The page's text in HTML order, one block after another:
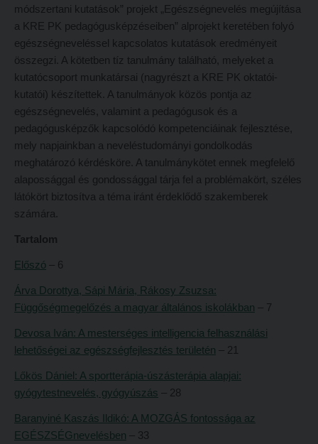
Történeti áttekintés
Hasznos linkek
Református Pedagógiai Intézet
Képzéseink
Képzési helyszínek
Nagykőrösi képzési hely
Budapesti képzési hely
Marosvásárhelyi képzési hely
Kecskeméti képzési hely
Mintatantervek
Gyakorlati képzés
KUTATÁS
Kari kutatócsoportok
Tudományos diákköri tevékenység
PedKaszt – Bethlen-pályázat
Kari kutatási pályázatok
Oktatóink
Szabályzatok
Rektori utasítások
Határozatok
Nemzetközi mobilitás
Történeti áttekintés
Református Pedagógiai Intézet
Képzéseink
Képzési helyszínek
Nagykőrösi képzési hely
Budapesti képzési hely
Marosvásárhelyi képzési hely
Kecskeméti képzési hely
Mintatantervek
KUTATÁS
módszertani kutatások” projekt „Egészségnevelés megújítása
a KRE PK pedagógusképzéseiben” alprojekt keretében folyó
egészségneveléssel kapcsolatos kutatások eredményeit
összegzi. A kötetben tíz tanulmány található, melyeket a
kutatócsoport munkatársai (nagyrészt a KRE PK oktatói-
kutatói) készítettek. A tanulmányok közös pontja az
egészségnevelés, valamint a pedagógusok és a
pedagógusképzők kapcsolódó kompetenciáinak fejlesztése,
mely napjainkban a neveléstudományi gondolkodás
meghatározó kérdésköre. A tanulmánykötet ennek megfelelő
alapossággal és gondossággal tárja fel a problémakört, széles
látókört biztosítva a téma iránt érdeklődő szakemberek
számára.
Tartalom
Előszó – 6
Árva Dorottya, Sápi Mária, Rákosy Zsuzsa:
Függőségmegelőzés a magyar általános iskolákban – 7
Devosa Iván: A mesterséges intelligencia felhasználási
lehetőségei az egészségfejlesztés területén – 21
Lőkös Dániel: A sportterápia-úszásterápia alapjai:
gyógytestnevelés, gyógyúszás – 28
Baranyiné Kaszás Ildikó: A MOZGÁS fontossága az
EGÉSZSÉGnevelésben – 33